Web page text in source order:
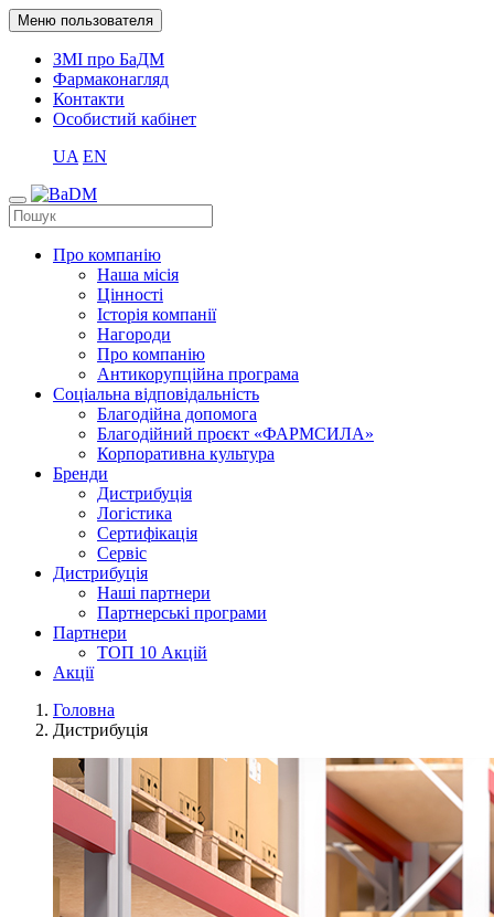
Меню пользователя
ЗМІ про БаДМ
Фармаконагляд
Контакти
Особистий кабінет
UA EN
Про компанію
Наша місія
Цінності
Історія компанії
Нагороди
Про компанію
Антикорупційна програма
Соціальна відповідальність
Благодійна допомога
Благодійний проєкт «ФАРМСИЛА»
Корпоративна культура
Бренди
Дистрибуція
Логістика
Сертифікація
Сервіс
Дистрибуція
Наші партнери
Партнерські програми
Партнери
ТОП 10 Акцій
Акції
Головна
Дистрибуція